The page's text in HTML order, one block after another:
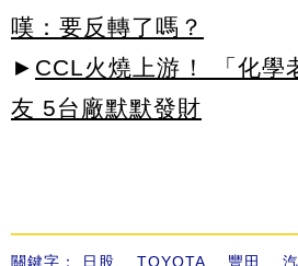
嘆：要反轉了嗎？
► CCL火燒上游！ 「化學
友 5台廠默默發財
關鍵字： 日股 TOYOTA 豐田